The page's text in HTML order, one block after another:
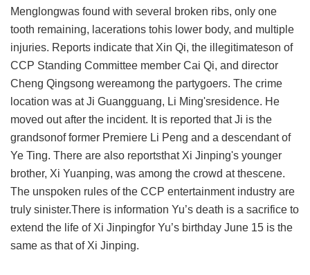
Menglongwas found with several broken ribs, only one
tooth remaining, lacerations tohis lower body, and multiple
injuries. Reports indicate that Xin Qi, the illegitimateson of
CCP Standing Committee member Cai Qi, and director
Cheng Qingsong wereamong the partygoers. The crime
location was at Ji Guangguang, Li Ming'sresidence. He
moved out after the incident. It is reported that Ji is the
grandsonof former Premiere Li Peng and a descendant of
Ye Ting. There are also reportsthat Xi Jinping's younger
brother, Xi Yuanping, was among the crowd at thescene.
The unspoken rules of the CCP entertainment industry are
truly sinister.There is information Yu’s death is a sacrifice to
extend the life of Xi Jinpingfor Yu’s birthday June 15 is the
same as that of Xi Jinping.